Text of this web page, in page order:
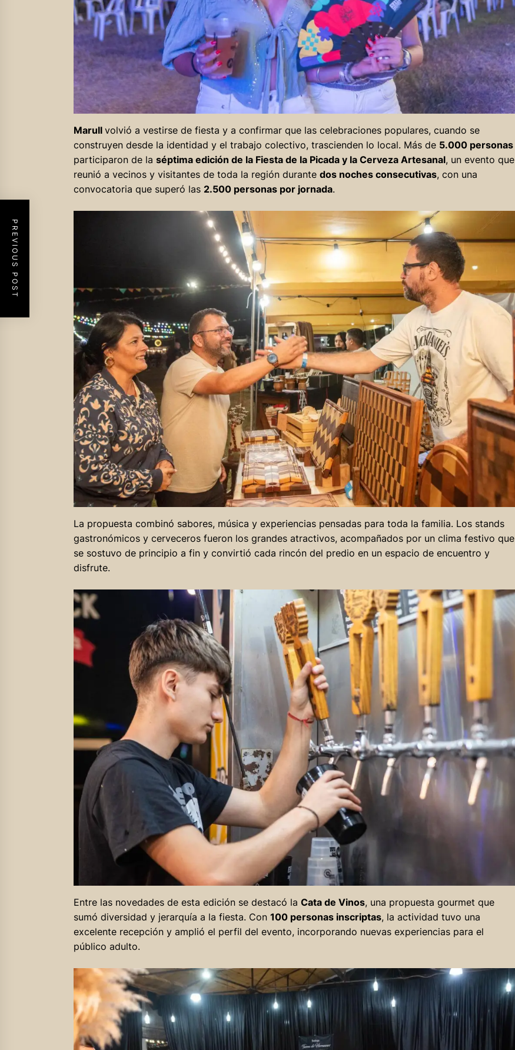
Marull volvió a vestirse de fiesta y a confirmar que las celebraciones populares, cuando se
construyen desde la identidad y el trabajo colectivo, trascienden lo local. Más de 5.000 personas
participaron de la séptima edición de la Fiesta de la Picada y la Cerveza Artesanal, un evento que
reunió a vecinos y visitantes de toda la región durante dos noches consecutivas, con una
convocatoria que superó las 2.500 personas por jornada.
La propuesta combinó sabores, música y experiencias pensadas para toda la familia. Los stands
gastronómicos y cerveceros fueron los grandes atractivos, acompañados por un clima festivo que
se sostuvo de principio a fin y convirtió cada rincón del predio en un espacio de encuentro y
disfrute.
Entre las novedades de esta edición se destacó la Cata de Vinos, una propuesta gourmet que
sumó diversidad y jerarquía a la fiesta. Con 100 personas inscriptas, la actividad tuvo una
excelente recepción y amplió el perfil del evento, incorporando nuevas experiencias para el
público adulto.
PREVIOUS POST